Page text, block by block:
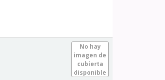
No hay
imagen de
cubierta
disponible